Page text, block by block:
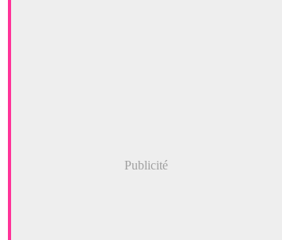
Publicité